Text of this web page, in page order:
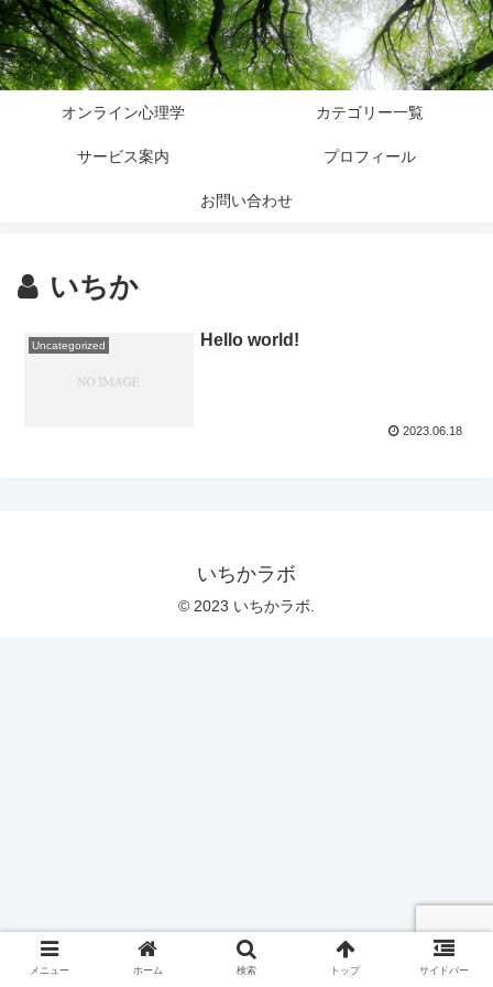
いちかラボ
オンライン心理学 カテゴリー一覧
サービス案内 プロフィール
お問い合わせ
いちか
Uncategorized Hello world!
2023.06.18
いちかラボ
© 2023 いちかラボ.
メニュー ホーム 検索 トップ サイドバー